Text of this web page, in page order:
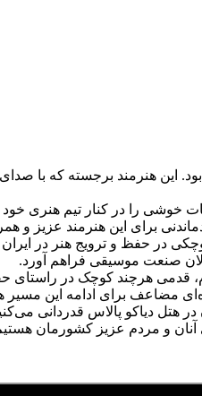
فرزاد فرزین، بود. این هنرمند
را در کنار تیم هنری خود
برای این هنرمند عزیز و
در حفظ و ترویج هنر در ایران
صنعت موسیقی فراهم آورد.
قدمی هرچند کوچک در
مضاعف برای ادامه این
دیاکو پالاس قدردانی
آنان و مردم عزیز کشورمان